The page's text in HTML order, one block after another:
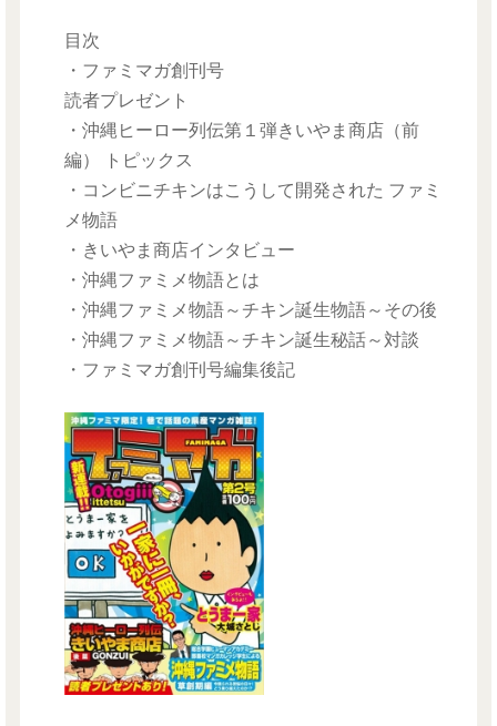
目次
・ファミマガ創刊号
読者プレゼント
・沖縄ヒーロー列伝第１弾きいやま商店（前
編） トピックス
・コンビニチキンはこうして開発された ファミ
メ物語
・きいやま商店インタビュー
・沖縄ファミメ物語とは
・沖縄ファミメ物語～チキン誕生物語～その後
・沖縄ファミメ物語～チキン誕生秘話～対談
・ファミマガ創刊号編集後記